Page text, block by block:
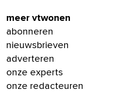
meer vtwonen
abonneren
nieuwsbrieven
adverteren
onze experts
onze redacteuren